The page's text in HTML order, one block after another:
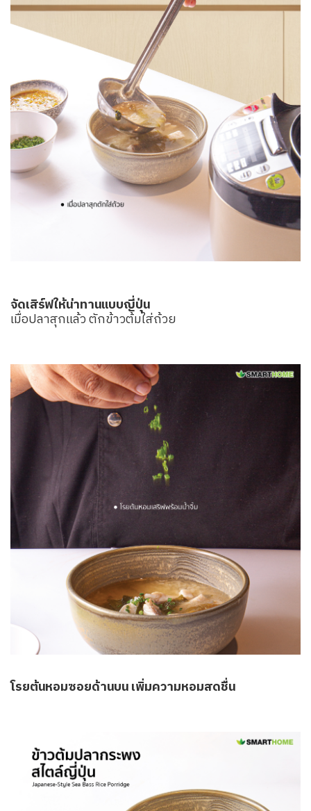
จัดเสิร์ฟให้น่าทานแบบญี่ปุ่น
เมื่อปลาสุกแล้ว ตักข้าวต้มใส่ถ้วย
โรยต้นหอมซอยด้านบน เพิ่มความหอมสดชื่น